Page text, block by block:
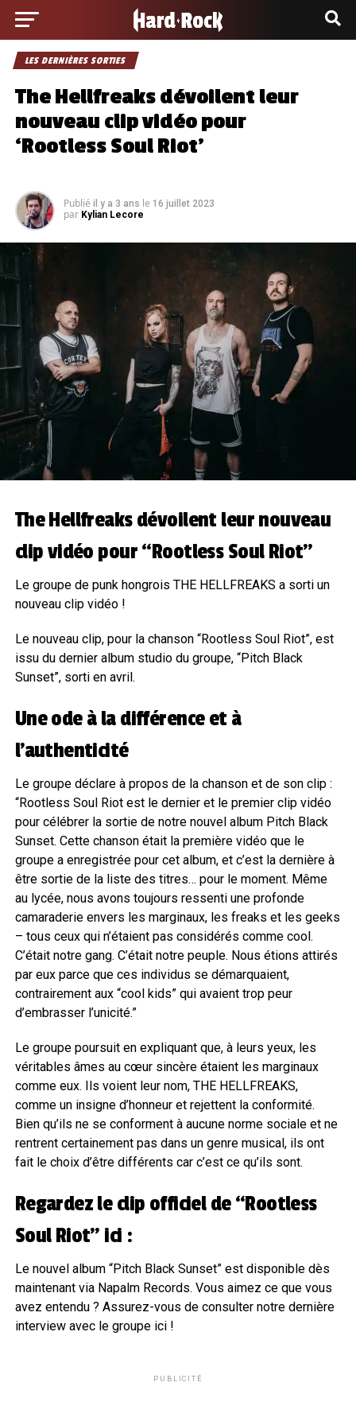
LES DERNIÈRES SORTIES
The Hellfreaks dévoilent leur
nouveau clip vidéo pour
‘Rootless Soul Riot’
Publié il y a 3 ans le 16 juillet 2023
par Kylian Lecore
The Hellfreaks dévoilent leur nouveau
clip vidéo pour “Rootless Soul Riot”
Le groupe de punk hongrois THE HELLFREAKS a sorti un
nouveau clip vidéo !
Le nouveau clip, pour la chanson “Rootless Soul Riot”, est
issu du dernier album studio du groupe, “Pitch Black
Sunset”, sorti en avril.
Une ode à la différence et à
l’authenticité
Le groupe déclare à propos de la chanson et de son clip :
“Rootless Soul Riot est le dernier et le premier clip vidéo
pour célébrer la sortie de notre nouvel album Pitch Black
Sunset. Cette chanson était la première vidéo que le
groupe a enregistrée pour cet album, et c’est la dernière à
être sortie de la liste des titres… pour le moment. Même
au lycée, nous avons toujours ressenti une profonde
camaraderie envers les marginaux, les freaks et les geeks
– tous ceux qui n’étaient pas considérés comme cool.
C’était notre gang. C’était notre peuple. Nous étions attirés
par eux parce que ces individus se démarquaient,
contrairement aux “cool kids” qui avaient trop peur
d’embrasser l’unicité.”
Le groupe poursuit en expliquant que, à leurs yeux, les
véritables âmes au cœur sincère étaient les marginaux
comme eux. Ils voient leur nom, THE HELLFREAKS,
comme un insigne d’honneur et rejettent la conformité.
Bien qu’ils ne se conforment à aucune norme sociale et ne
rentrent certainement pas dans un genre musical, ils ont
fait le choix d’être différents car c’est ce qu’ils sont.
Regardez le clip officiel de “Rootless
Soul Riot” ici :
Le nouvel album “Pitch Black Sunset” est disponible dès
maintenant via Napalm Records. Vous aimez ce que vous
avez entendu ? Assurez-vous de consulter notre dernière
interview avec le groupe ici !
PUBLICITÉ